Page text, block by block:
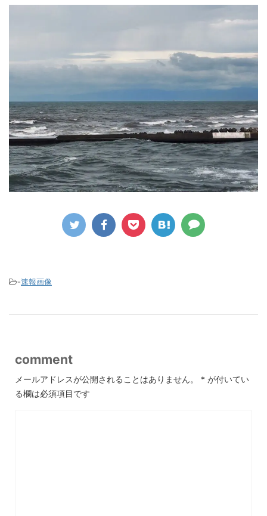
-速報画像
comment
メールアドレスが公開されることはありません。 * が付いてい
る欄は必須項目です